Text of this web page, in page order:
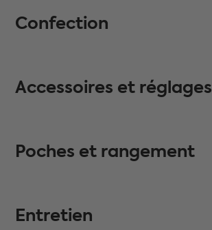
Confection
Accessoires et réglages
Poches et rangement
Entretien